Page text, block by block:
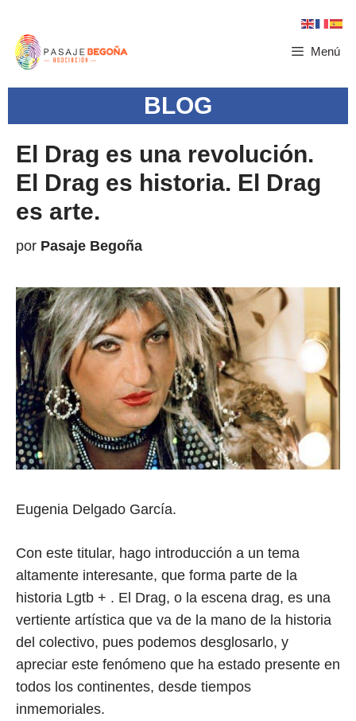
Menú
BLOG
El Drag es una revolución.
El Drag es historia. El Drag
es arte.
por Pasaje Begoña
Eugenia Delgado García.
Con este titular, hago introducción a un tema
altamente interesante, que forma parte de la
historia Lgtb + . El Drag, o la escena drag, es una
vertiente artística que va de la mano de la historia
del colectivo, pues podemos desglosarlo, y
apreciar este fenómeno que ha estado presente en
todos los continentes, desde tiempos
inmemoriales.